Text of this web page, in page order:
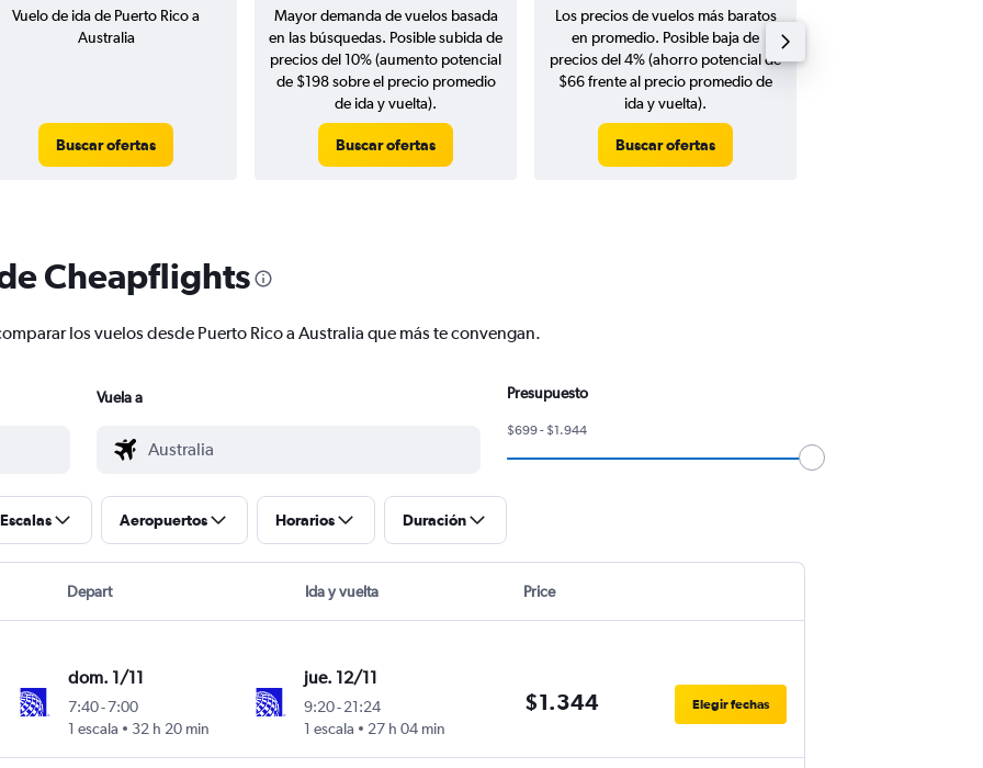
Vuelo de ida de Puerto Rico a
Australia
Buscar ofertas
Mayor demanda de vuelos basada
en las búsquedas. Posible subida de
precios del 10% (aumento potencial
de $198 sobre el precio promedio
de ida y vuelta).
Buscar ofertas
Los precios de vuelos más baratos
en promedio. Posible baja de
precios del 4% (ahorro potencial de
$66 frente al precio promedio de
ida y vuelta).
Buscar ofertas
Cheapflights
los vuelos desde Puerto Rico a Australia que más te convengan.
Vuela a Presupuesto
$699 - $1.944
Escalas Aeropuertos Horarios Duración
Depart Ida y vuelta Price
dom. 1/11
7:40-7:00
1 escala
32 h 20 min
jue. 12/11
9:20-21:24
1 escala
27 h 04 min
$1.344 Elegir fechas